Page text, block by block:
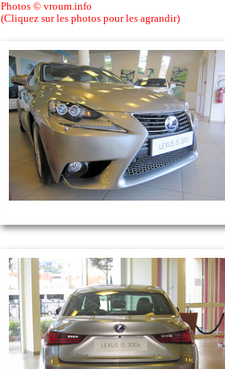
Photos © vroum.info
(Cliquez sur les photos pour les agrandir)